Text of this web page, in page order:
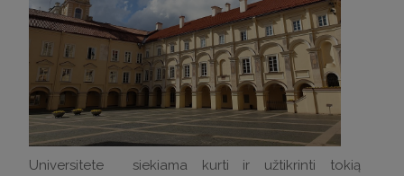
Universitete siekiama kurti ir užtikrinti tokią